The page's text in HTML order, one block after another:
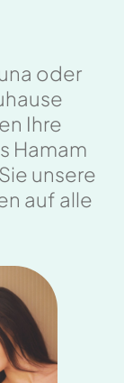
oder
Ihre
Hamam
unsere
auf alle